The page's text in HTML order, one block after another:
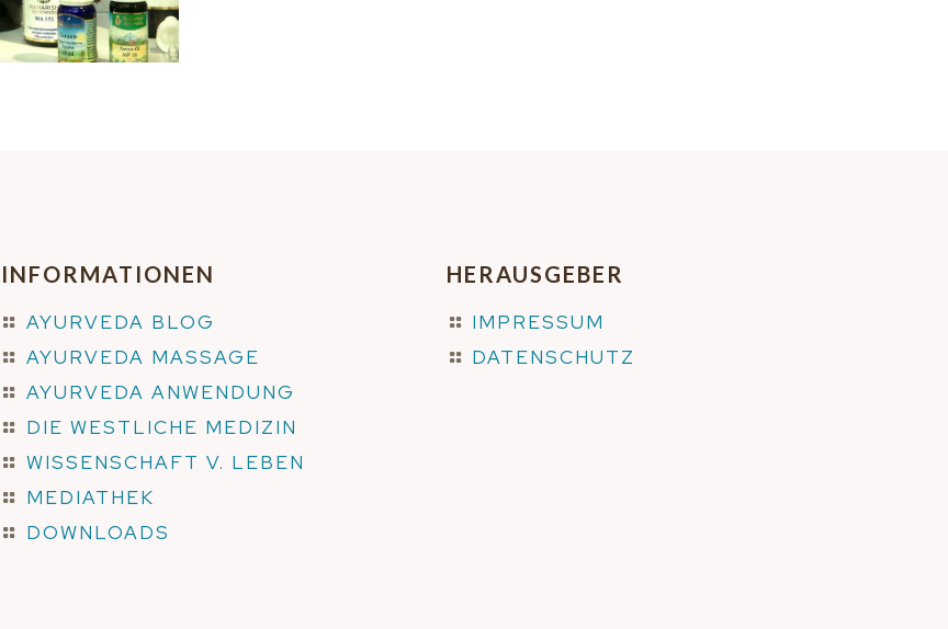
INFORMATIONEN
AYURVEDA BLOG
AYURVEDA MASSAGE
AYURVEDA ANWENDUNG
DIE WESTLICHE MEDIZIN
WISSENSCHAFT V. LEBEN
MEDIATHEK
DOWNLOADS
HERAUSGEBER
IMPRESSUM
DATENSCHUTZ